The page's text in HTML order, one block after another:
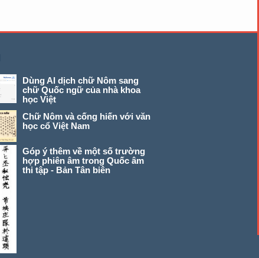
Dùng AI dịch chữ Nôm sang
chữ Quốc ngữ của nhà khoa
học Việt
Chữ Nôm và cống hiến với văn
học cổ Việt Nam
Góp ý thêm về một số trường
hợp phiên âm trong Quốc âm
thi tập - Bản Tân biên